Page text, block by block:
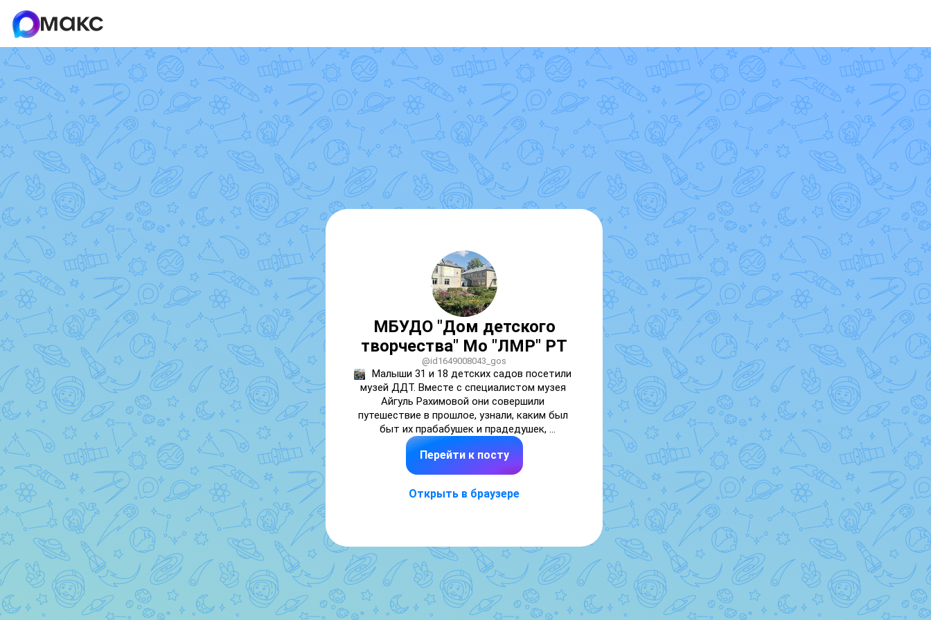
МБУДО "Дом детского
творчества" Мо "ЛМР" РТ
@id1649008043_gos
Малыши 31 и 18 детских садов посетили
музей ДДТ. Вместе с специалистом музея
Айгуль Рахимовой они совершили
путешествие в прошлое, узнали, каким был
быт их прабабушек и прадедушек,
познакомились с "предками" современных
бытовых устройств.
Перейти к посту
Открыть в браузере